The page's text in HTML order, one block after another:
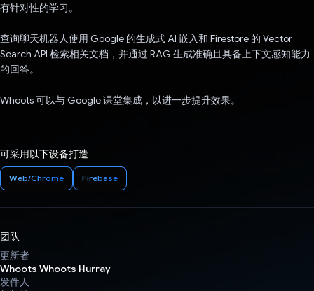
有针对性的学习。
查询聊天机器人使用 Google 的生成式 AI 嵌入和 Firestore 的 Vector
Search API 检索相关文档，并通过 RAG 生成准确且具备上下文感知能力
的回答。
Whoots 可以与 Google 课堂集成，以进一步提升效果。
可采用以下设备打造
Web/Chrome Firebase
团队
更新者
Whoots Whoots Hurray
发件人